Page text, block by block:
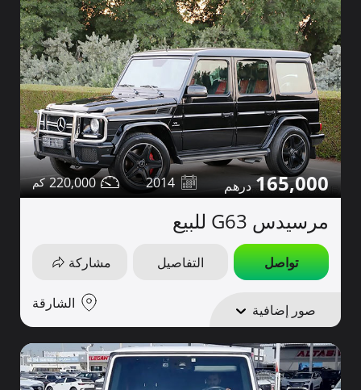
165,000
2014
220,000
مرسيدس G63 للبيع
تواصل التفاصيل مشاركة
صور إضافية الشارقة